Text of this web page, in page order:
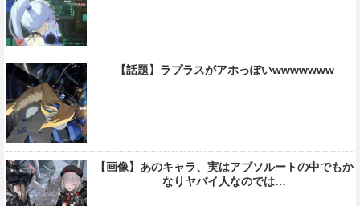
【話題】ラプラスがアホっぽいwwwwwww
【画像】あのキャラ、実はアブソルートの中でもか
なりヤバイ人なのでは…